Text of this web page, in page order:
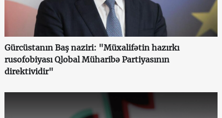
Gürcüstanın Baş naziri: "Müxalifətin hazırkı
rusofobiyası Qlobal Müharibə Partiyasının
direktividir"